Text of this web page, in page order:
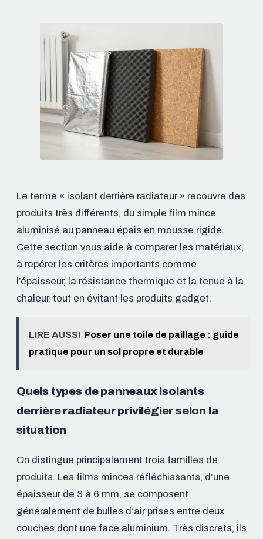
Le terme « isolant derrière radiateur » recouvre des
produits très différents, du simple film mince
aluminisé au panneau épais en mousse rigide.
Cette section vous aide à comparer les matériaux,
à repérer les critères importants comme
l’épaisseur, la résistance thermique et la tenue à la
chaleur, tout en évitant les produits gadget.
LIRE AUSSI
Poser une toile de paillage : guide
pratique pour un sol propre et durable
Quels types de panneaux isolants
derrière radiateur privilégier selon la
situation
On distingue principalement trois familles de
produits. Les films minces réfléchissants, d’une
épaisseur de 3 à 6 mm, se composent
généralement de bulles d’air prises entre deux
couches dont une face aluminium. Très discrets, ils